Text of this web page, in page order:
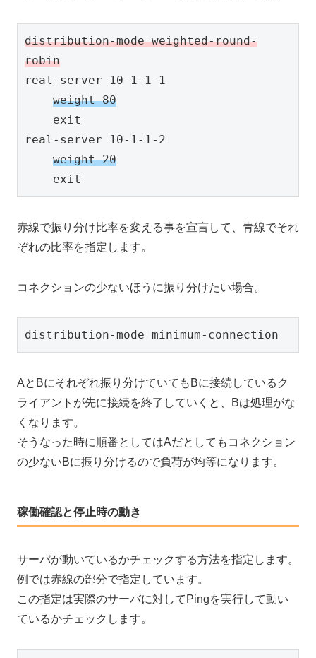
distribution-mode weighted-round-
robin
real-server 10-1-1-1
weight 80
real-server 10-1-1-2
weight 20
    exit
赤線で振り分け比率を変える事を宣言して、青線でそれ
ぞれの比率を指定します。
コネクションの少ないほうに振り分けたい場合。
distribution-mode minimum-connection
AとBにそれぞれ振り分けていてもBに接続しているク
ライアントが先に接続を終了していくと、Bは処理がな
くなります。
そうなった時に順番としてはAだとしてもコネクション
の少ないBに振り分けるので負荷が均等になります。
稼働確認と停止時の動き
サーバが動いているかチェックする方法を指定します。
例では赤線の部分で指定しています。
この指定は実際のサーバに対してPingを実行して動い
ているかチェックします。